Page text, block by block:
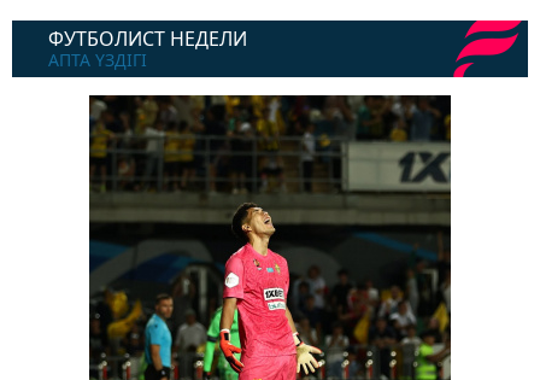
ФУТБОЛИСТ НЕДЕЛИ
АПТА ҮЗДІГІ